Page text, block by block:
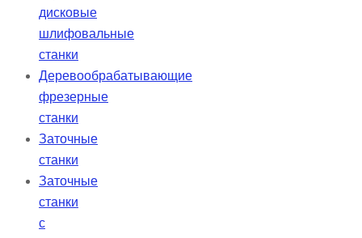
дисковые
шлифовальные
станки
Деревообрабатывающие
фрезерные
станки
Заточные
станки
Заточные
станки
с